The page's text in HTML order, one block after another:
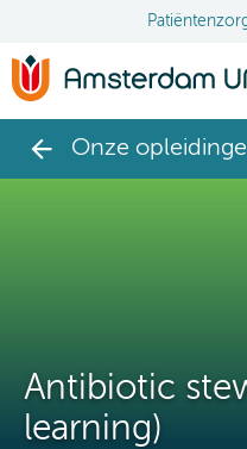
Onze
Antibiotic
learning)